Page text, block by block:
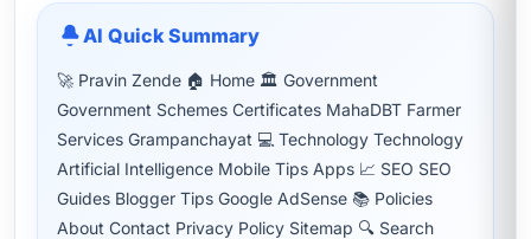
AI Quick Summary
🚀 Pravin Zende 🏠 Home 🏛 Government
Government Schemes Certificates MahaDBT Farmer
Services Grampanchayat 💻 Technology Technology
Artificial Intelligence Mobile Tips Apps 📈 SEO SEO
Guides Blogger Tips Google AdSense 📚 Policies
About Contact Privacy Policy Sitemap 🔍 Search